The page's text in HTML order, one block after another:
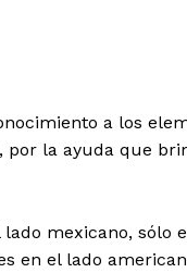
a los
por la ayuda que
mexicano, sólo
en el lado